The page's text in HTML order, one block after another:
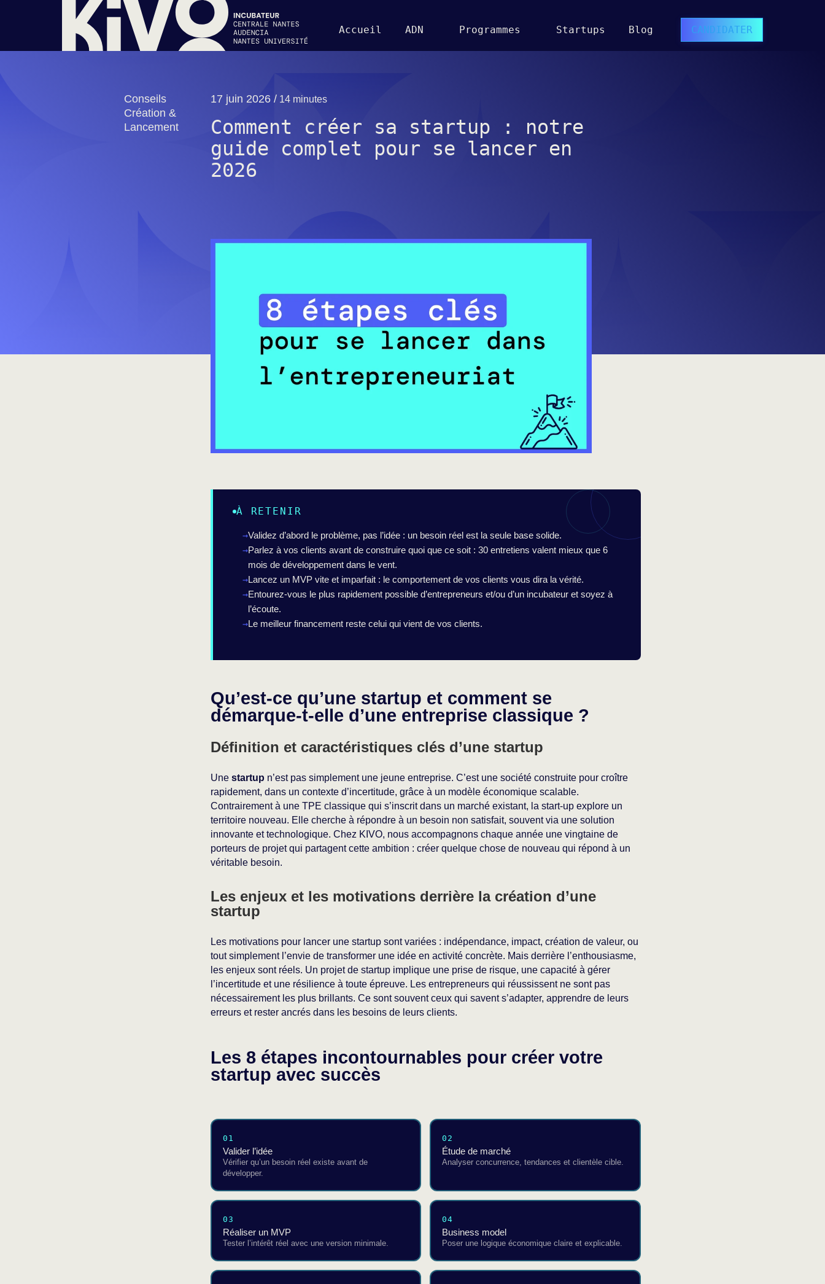
Accueil ADN Programmes Startups Blog CANDIDATER
Conseils
Création &
Lancement
17 juin 2026 /14 minutes
Comment créer sa startup : notre
guide complet pour se lancer en
2026
À RETENIR
Validez d’abord le problème, pas l’idée : un besoin réel est la seule base solide.
Parlez à vos clients avant de construire quoi que ce soit : 30 entretiens valent mieux que 6
mois de développement dans le vent.
Lancez un MVP vite et imparfait : le comportement de vos clients vous dira la vérité.
Entourez-vous le plus rapidement possible d’entrepreneurs et/ou d’un incubateur et soyez à
l’écoute.
Le meilleur financement reste celui qui vient de vos clients.
Qu’est-ce qu’une startup et comment se
démarque-t-elle d’une entreprise classique ?
Définition et caractéristiques clés d’une startup
Une startup n’est pas simplement une jeune entreprise. C’est une société construite pour croître
rapidement, dans un contexte d’incertitude, grâce à un modèle économique scalable.
Contrairement à une TPE classique qui s’inscrit dans un marché existant, la start-up explore un
territoire nouveau. Elle cherche à répondre à un besoin non satisfait, souvent via une solution
innovante et technologique. Chez KIVO, nous accompagnons chaque année une vingtaine de
porteurs de projet qui partagent cette ambition : créer quelque chose de nouveau qui répond à un
véritable besoin.
Les enjeux et les motivations derrière la création d’une
startup
Les motivations pour lancer une startup sont variées : indépendance, impact, création de valeur, ou
tout simplement l’envie de transformer une idée en activité concrète. Mais derrière l’enthousiasme,
les enjeux sont réels. Un projet de startup implique une prise de risque, une capacité à gérer
l’incertitude et une résilience à toute épreuve. Les entrepreneurs qui réussissent ne sont pas
nécessairement les plus brillants. Ce sont souvent ceux qui savent s’adapter, apprendre de leurs
erreurs et rester ancrés dans les besoins de leurs clients.
Les 8 étapes incontournables pour créer votre
startup avec succès
01
Valider l’idée
Vérifier qu’un besoin réel existe avant de
développer.
02
Étude de marché
Analyser concurrence, tendances et clientèle cible.
03
Réaliser un MVP
Tester l’intérêt réel avec une version minimale.
04
Business model
Poser une logique économique claire et explicable.